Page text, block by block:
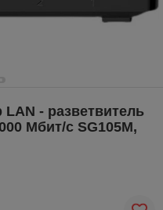
- разветвитель
Мбит/с SG105M,